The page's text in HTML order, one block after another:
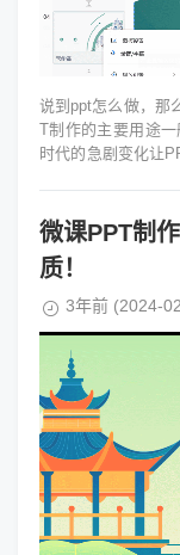
说到ppt怎么做，那
T制作的主要用途
时代的急剧变化让
微课PPT制
质！
3年前 (2024-